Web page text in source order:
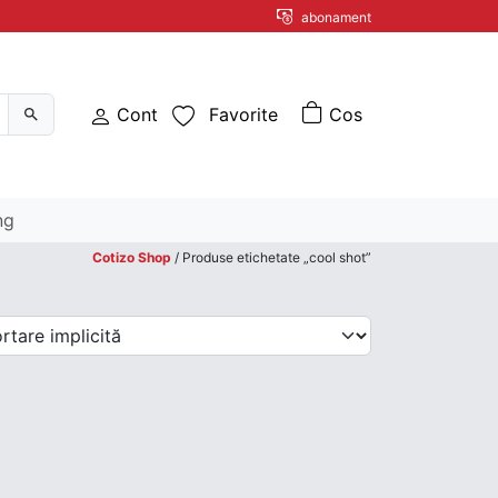
abonament
Cont Favorite
Cotizo Shop / Produse etichetate „cool shot”